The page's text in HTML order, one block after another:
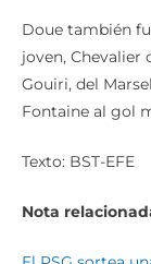
Doue también
joven,
Gouiri, del
Fontaine al gol
Texto: BST-EFE
Nota